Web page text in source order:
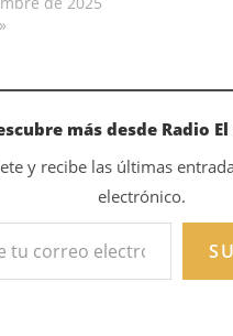
más desde Radio
y recibe las últimas
electrónico.